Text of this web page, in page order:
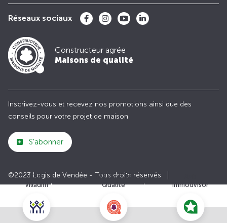
Club
Villadim
Maisons de
Qualité
Immodvisor
Réseaux sociaux
Constructeur agrée
Maisons de qualité
Inscrivez-vous et recevez nos promotions ainsi que des
conseils pour votre projet de maison
S'abonner
©2023 Logis de Vendée - Tous droits réservés
Plan du site
Paramètres des cookies
Politiques de Confidentialités
Recrutement
Parrainer un ami Le groupe VILLADIM